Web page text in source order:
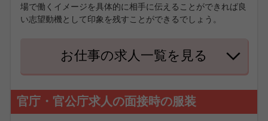
場で働くイメージを具体的に相手に伝えることができれば良
い志望動機として印象を残すことができるでしょう。
お仕事の求人一覧を見る
官庁・官公庁求人の面接時の服装